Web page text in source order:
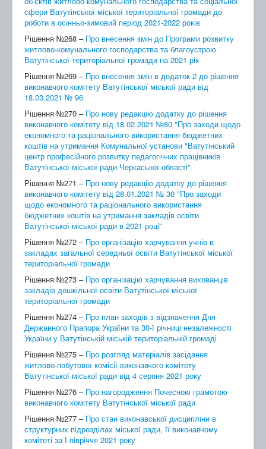
сфери Ватутінської міської територіальної громади до
роботи в осінньо-зимовий період 2021-2022 років
Рішення №268 – Про внесення змін до Програми розвитку
житлово-комунального господарства та благоустрою
Ватутінської територіальної громади на 2021 рік
Рішення №269 – Про внесення змін в додаток 2 до рішення
виконавчого комітету Ватутінської міської ради від
18.03.2021 № 96
Рішення №270 – Про нову редакцію додатку до рішення
виконавчого комітету від 18.02.2021 №80 "Про заходи щодо
економного та раціонального використання бюджетних
коштів на утримання Комунальної установи "Ватутінський
центр професійного розвитку педагогічних працівників
Ватутінської міської ради Черкаської області"
Рішення №271 – Про нову редакцію додатку до рішення
виконавчого комітету від 28.01.2021 № 30 "Про заходи
щодо економного та раціонального використання
бюджетних коштів на утримання закладів освіти
Ватутінської міської ради в 2021 році"
Рішення №272 – Про організацію харчування учнів в
закладах загальної середньої освіти Ватутінської міської
територіальної громади
Рішення №273 – Про організацію харчування вихованців
закладів дошкільної освіти Ватутінської міської
територіальної громади
Рішення №274 – Про план заходів з відзначення Дня
Державного Прапора України та 30-ї річниці незалежності
України у Ватутінській міській територіальній громаді
Рішення №275 – Про розгляд матеріалів засідання
житлово-побутової комісії виконавчого комітету
Ватутінської міської ради від 4 серпня 2021 року
Рішення №276 – Про нагородження Почесною грамотою
виконавчого комітету Ватутінської міської ради
Рішення №277 – Про стан виконавської дисципліни в
структурних підрозділах міської ради, її виконавчому
комітеті за І півріччя 2021 року